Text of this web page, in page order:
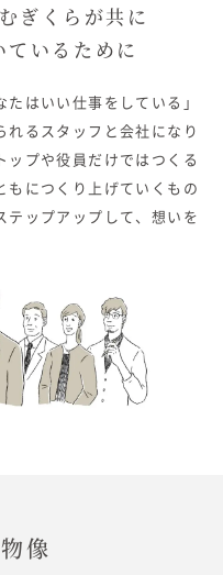
ぎくらが共に
いるために
はいい仕事をしている」
れるスタッフと会社になり
プや役員だけではつくる
もにつくり上げていくもの
テップアップして、想いを
像